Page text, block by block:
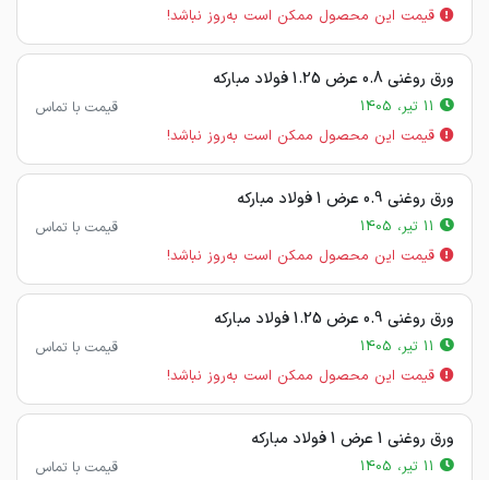
قیمت این محصول ممکن است به‌روز نباشد!
ورق روغنی 0.8 عرض 1.25 فولاد مبارکه
قیمت با تماس
قیمت این محصول ممکن است به‌روز نباشد!
ورق روغنی 0.9 عرض 1 فولاد مبارکه
قیمت با تماس
قیمت این محصول ممکن است به‌روز نباشد!
ورق روغنی 0.9 عرض 1.25 فولاد مبارکه
قیمت با تماس
قیمت این محصول ممکن است به‌روز نباشد!
ورق روغنی 1 عرض 1 فولاد مبارکه
قیمت با تماس